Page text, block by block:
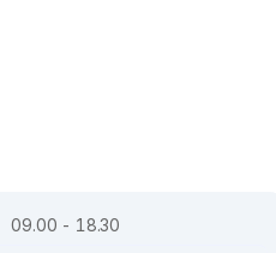
09.00 - 18.30